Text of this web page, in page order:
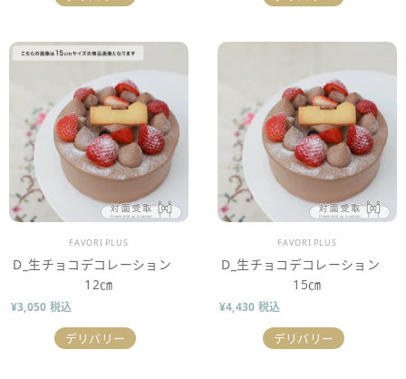
販売業者
FAVORI PLUS
D_生チョコデコレーション
12㎝
¥3,050 税込
デリバリー
販売業者
FAVORI PLUS
D_生チョコデコレーション
15㎝
¥4,430 税込
デリバリー